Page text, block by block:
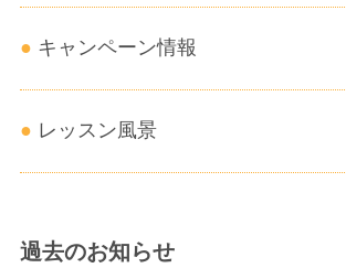
キャンペーン情報
レッスン風景
過去のお知らせ